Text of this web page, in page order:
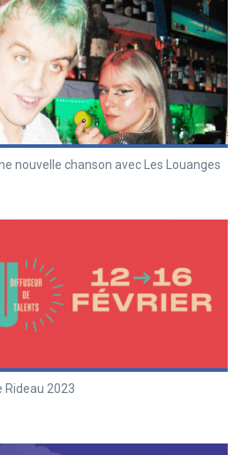
nouvelle chanson avec Les Louanges
Rideau 2023